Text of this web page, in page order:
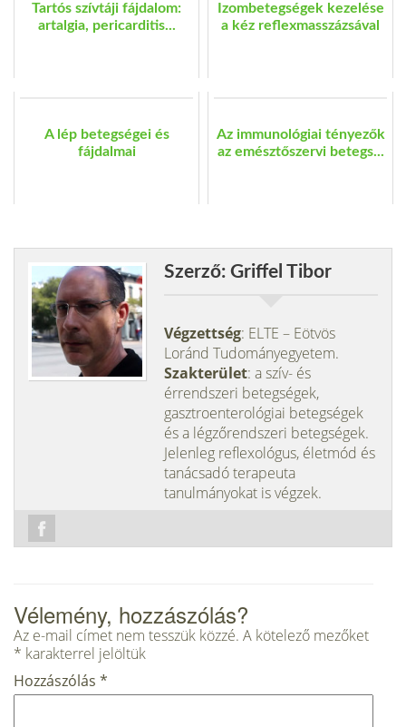
Tartós szívtáji fájdalom:
artalgia, pericarditis...
Izombetegségek kezelése
a kéz reflexmasszázsával
A lép betegségei és
fájdalmai
Az immunológiai tényezők
az emésztőszervi betegs...
Szerző: Griffel Tibor
Végzettség: ELTE – Eötvös
Loránd Tudományegyetem.
Szakterület: a szív- és
érrendszeri betegségek,
gasztroenterológiai betegségek
és a légzőrendszeri betegségek.
Jelenleg reflexológus, életmód és
tanácsadó terapeuta
tanulmányokat is végzek.
Vélemény, hozzászólás?
Az e-mail címet nem tesszük közzé. A kötelező mezőket
* karakterrel jelöltük
Hozzászólás *